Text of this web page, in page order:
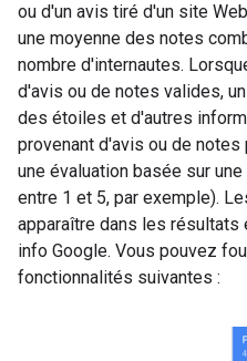
ou d'un avis tiré d'un site
une moyenne des notes
nombre d'internautes.
d'avis ou de notes valides,
des étoiles et d'autres
provenant d'avis ou de
une évaluation basée sur
entre 1 et 5, par exemple).
apparaître dans les résultats
info Google. Vous pouvez
fonctionnalités suivantes :